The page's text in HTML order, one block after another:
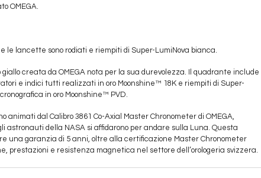
OMEGA.
le lancette sono rodiati e riempiti di Super-LumiNova bianca.
giallo creata da OMEGA nota per la sua durevolezza. Il quadrante include
e indici tutti realizzati in oro Moonshine™ 18K e riempiti di Super-
in oro Moonshine™ PVD.
animati dal Calibro 3861 Co-Axial Master Chronometer di OMEGA,
astronauti della NASA si affidarono per andare sulla Luna. Questa
una garanzia di 5 anni, oltre alla certificazione Master Chronometer
prestazioni e resistenza magnetica nel settore dell’orologeria svizzera.